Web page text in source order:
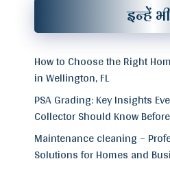
इन्हें
How to Choose the Right
in Wellington, FL
PSA Grading: Key Insights
Collector Should Know
Maintenance cleaning –
Solutions for Homes and